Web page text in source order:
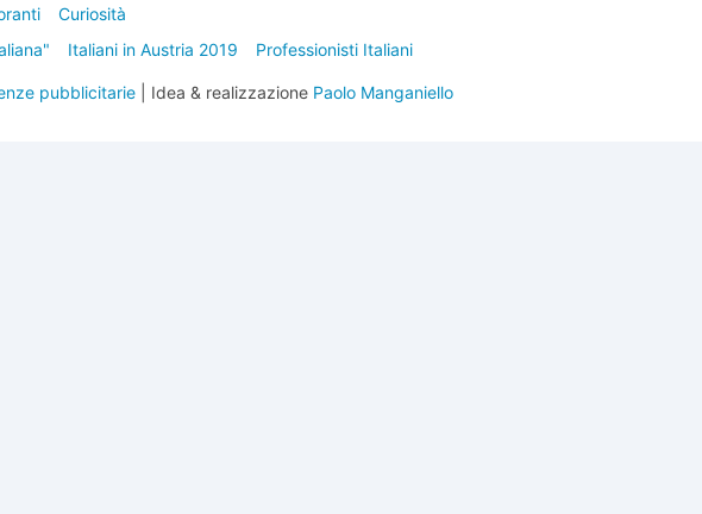
Curiosità
Italiani in Austria 2019 Professionisti Italiani
pubblicitarie| Idea & realizzazione Paolo Manganiello